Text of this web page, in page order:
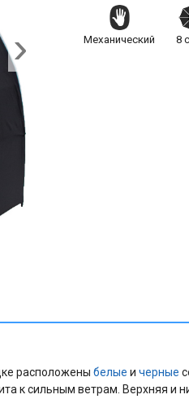
Механический 8
расположеныбелые ичерные
к сильным ветрам. Верхняя